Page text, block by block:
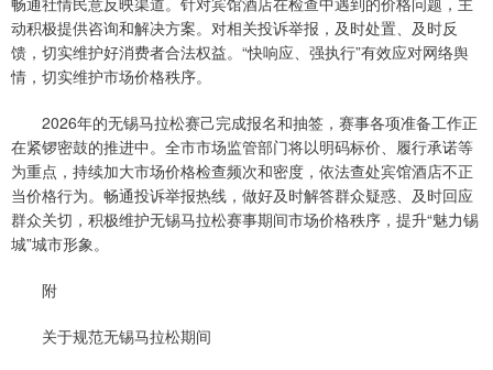
动积极提供咨询和解决方案。对相关投诉举报，及时处置、及时反
馈，切实维护好消费者合法权益。“快响应、强执行”有效应对网络舆
情，切实维护市场价格秩序。
2026年的无锡马拉松赛己完成报名和抽签，赛事各项准备工作正
在紧锣密鼓的推进中。全市市场监管部门将以明码标价、履行承诺等
为重点，持续加大市场价格检查频次和密度，依法查处宾馆酒店不正
当价格行为。畅通投诉举报热线，做好及时解答群众疑惑、及时回应
群众关切，积极维护无锡马拉松赛事期间市场价格秩序，提升“魅力锡
城”城市形象。
附
关于规范无锡马拉松期间